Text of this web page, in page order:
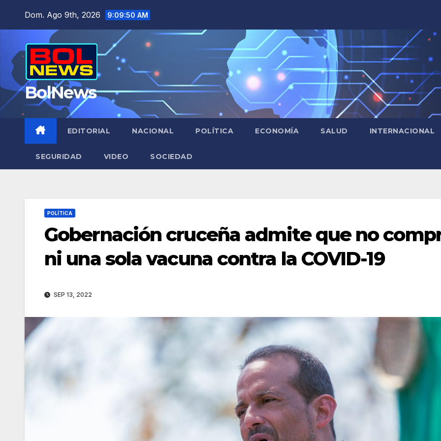
Dom. Ago 9th, 2026 9:09:52 AM
BolNews
EDITORIAL NACIONAL POLÍTICA ECONOMÍA SALUD INTERNACIONAL
SEGURIDAD VIDEO SOCIEDAD
POLÍTICA
Gobernación cruceña admite que no
ni una sola vacuna contra la COVID-19
SEP 13, 2022